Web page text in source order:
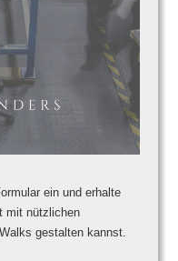
ein und erhalte
mit nützlichen
gestalten kannst.